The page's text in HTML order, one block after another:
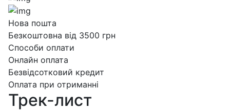
Нова пошта
Безкоштовна від 3500 грн
Способи оплати
Онлайн оплата
Безвідсотковий кредит
Оплата при отриманні
Трек-лист